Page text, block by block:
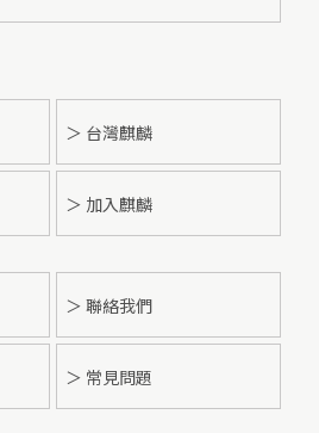
＞ 台灣麒麟
＞ 加入麒麟
＞ 聯絡我們
＞ 常見問題